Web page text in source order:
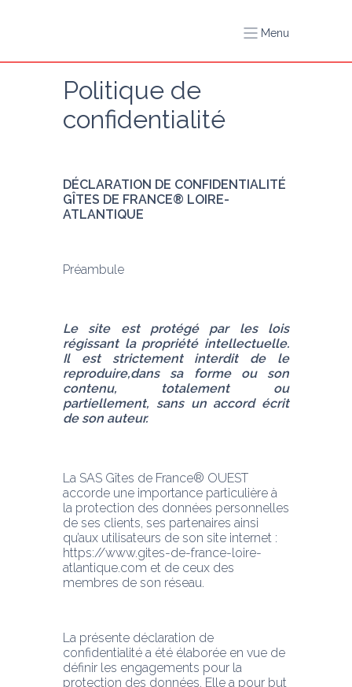
Menu
Politique de
confidentialité
DÉCLARATION DE CONFIDENTIALITÉ
GÎTES DE FRANCE® LOIRE-
ATLANTIQUE
Préambule
Le site est protégé par les lois
régissant la propriété intellectuelle.
Il est strictement interdit de le
reproduire,dans sa forme ou son
contenu, totalement ou
partiellement, sans un accord écrit
de son auteur.
La SAS Gîtes de France® OUEST
accorde une importance particulière à
la protection des données personnelles
de ses clients, ses partenaires ainsi
qu’aux utilisateurs de son site internet :
https://www.gites-de-france-loire-
atlantique.com et de ceux des
membres de son réseau.
La présente déclaration de
confidentialité a été élaborée en vue de
définir les engagements pour la
protection des données. Elle a pour but